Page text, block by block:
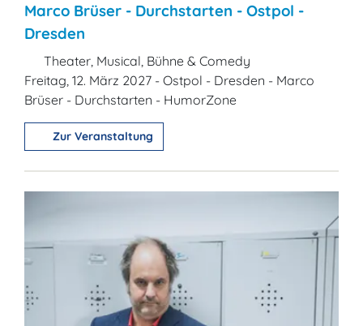
Marco Brüser - Durchstarten - Ostpol -
Dresden
Theater, Musical, Bühne & Comedy
Freitag, 12. März 2027 - Ostpol - Dresden - Marco
Brüser - Durchstarten - HumorZone
Zur Veranstaltung